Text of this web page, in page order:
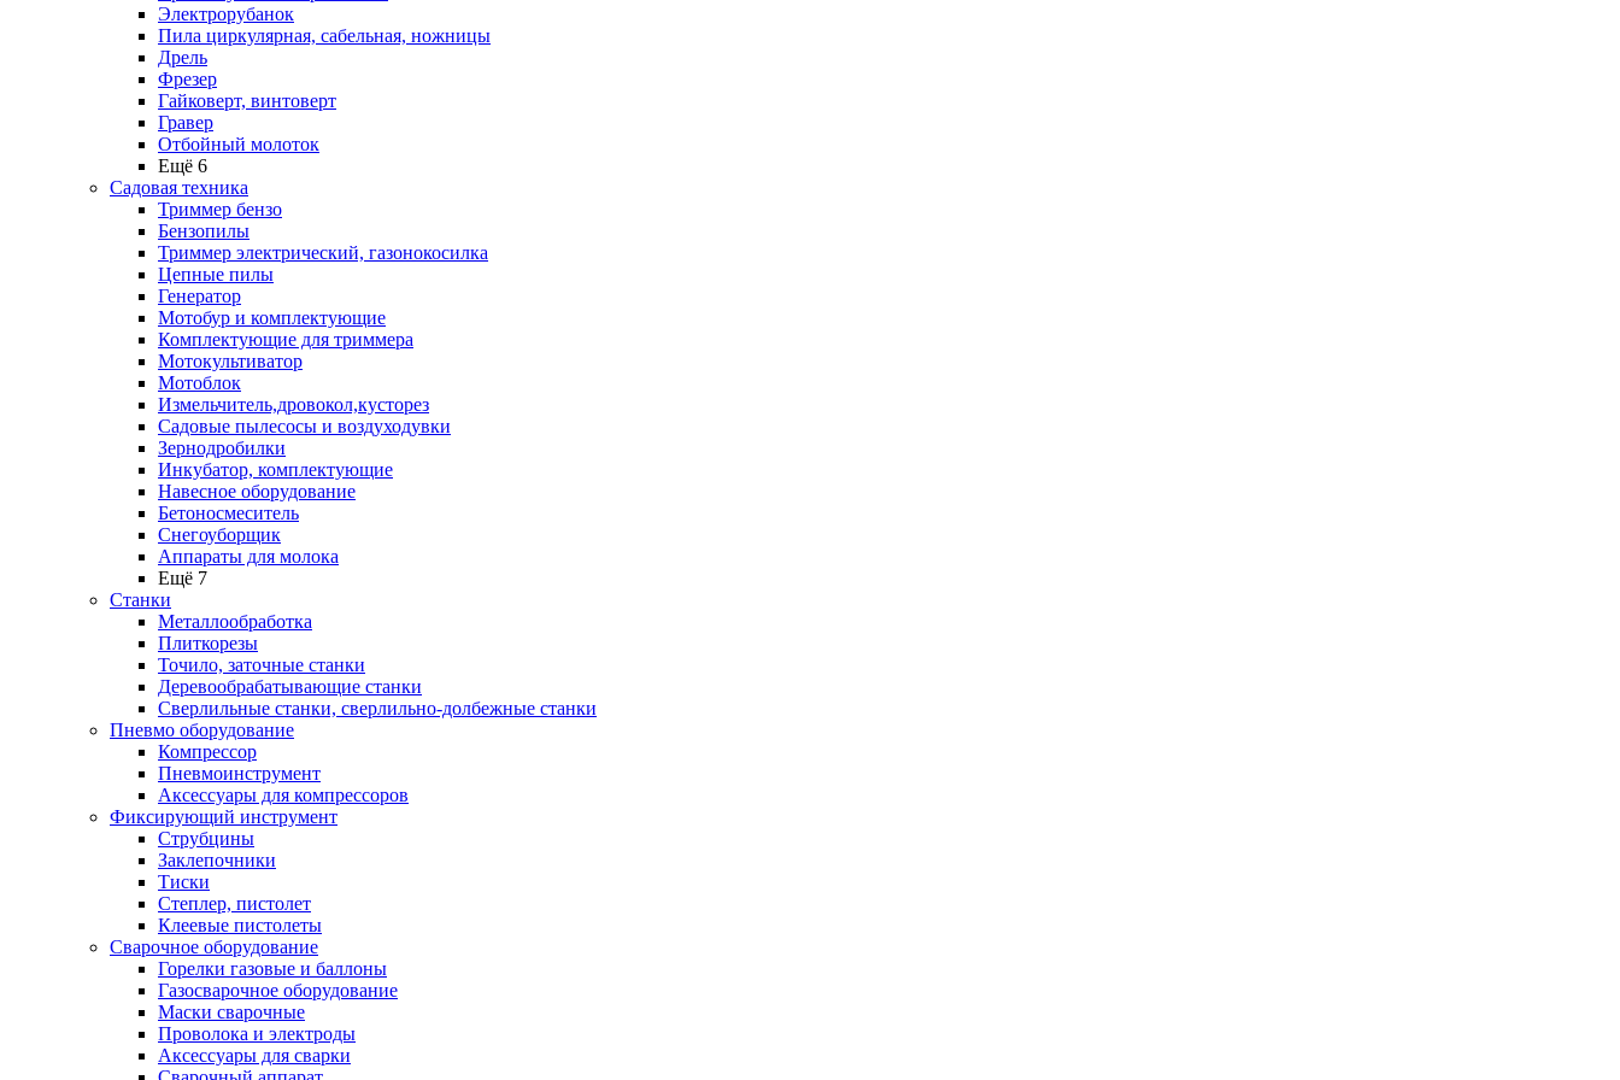
Электрорубанок
Пила циркулярная, сабельная, ножницы
Дрель
Фрезер
Гайковерт, винтоверт
Гравер
Отбойный молоток
Ещё 6
Садовая техника
Триммер бензо
Бензопилы
Триммер электрический, газонокосилка
Цепные пилы
Генератор
Мотобур и комплектующие
Комплектующие для триммера
Мотокультиватор
Мотоблок
Измельчитель,дровокол,кусторез
Садовые пылесосы и воздуходувки
Зернодробилки
Инкубатор, комплектующие
Навесное оборудование
Бетоносмеситель
Снегоуборщик
Аппараты для молока
Ещё 7
Станки
Металлообработка
Плиткорезы
Точило, заточные станки
Деревообрабатывающие станки
Сверлильные станки, сверлильно-долбежные станки
Пневмо оборудование
Компрессор
Пневмоинструмент
Аксессуары для компрессоров
Фиксирующий инструмент
Струбцины
Заклепочники
Тиски
Степлер, пистолет
Клеевые пистолеты
Сварочное оборудование
Горелки газовые и баллоны
Газосварочное оборудование
Маски сварочные
Проволока и электроды
Аксессуары для сварки